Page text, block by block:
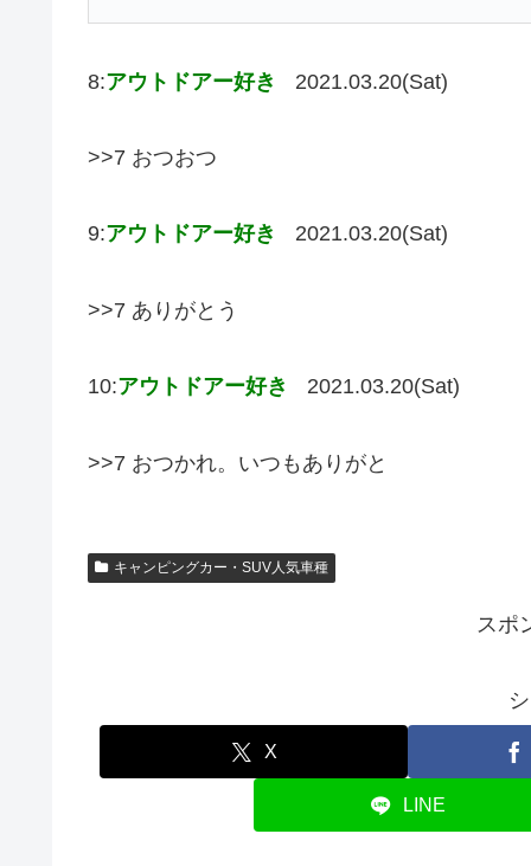
8:アウトドアー好き 2021.03.20(Sat)
>>7 おつおつ
9:アウトドアー好き 2021.03.20(Sat)
>>7 ありがとう
10:アウトドアー好き 2021.03.20(Sat)
>>7 おつかれ。いつもありがと
キャンピングカー・SUV人気車種
スポ
X
LINE